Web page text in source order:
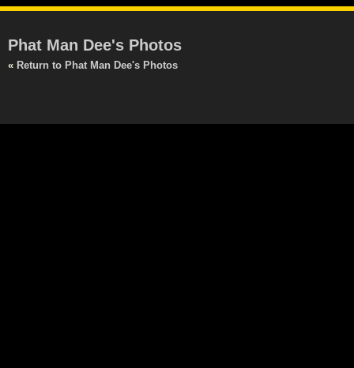
Phat Man Dee's Photos
« Return to Phat Man Dee's Photos